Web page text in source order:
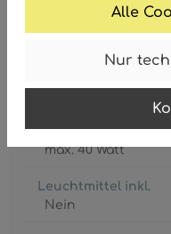
Alle
Nur
Leistungsaufnahme
max. 40 Watt
Leuchtmittel inkl.
Nein